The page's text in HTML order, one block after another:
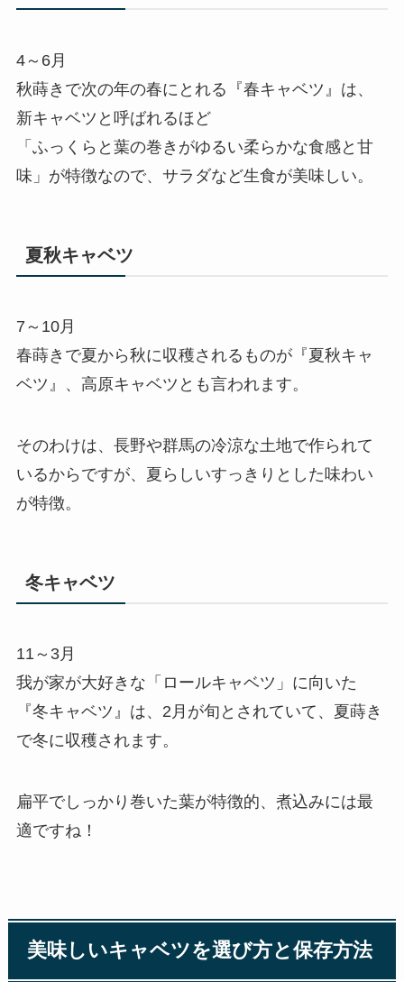
4～6月
秋蒔きで次の年の春にとれる『春キャベツ』は、
新キャベツ と呼ばれるほど
「ふっくらと葉の巻きがゆるい柔らかな食感と甘
味」が特徴なので、サラダなど生食が美味しい。
夏秋キャベツ
7～10月
春蒔きで夏から秋に収穫されるものが『夏秋キャ
ベツ』、 高原キャベツ とも言われます。
そのわけは、長野や群馬の冷涼な土地で作られて
いるからですが、夏らしいすっきりとした味わい
が特徴。
冬キャベツ
11～3月
我が家が大好きな「ロールキャベツ」に向いた
『冬キャベツ』は、2月が旬とされていて、夏蒔き
で冬に収穫されます。
扁平でしっかり巻いた葉が特徴的、煮込みには最
適ですね！
美味しいキャベツを選び方と保存方法